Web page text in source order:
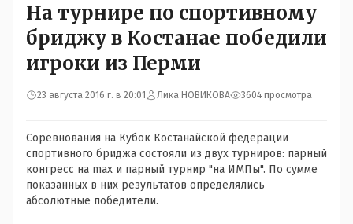
На турнире по спортивному
бриджу в Костанае победили
игроки из Перми
23 августа 2016 г. в 20:01 Лика НОВИКОВА 3604 просмотра
Соревнования на Кубок Костанайской федерации
спортивного бриджа состояли из двух турниров: парный
конгресс на max и парный турнир "на ИМПы". По сумме
показанных в них результатов определялись
абсолютные победители.